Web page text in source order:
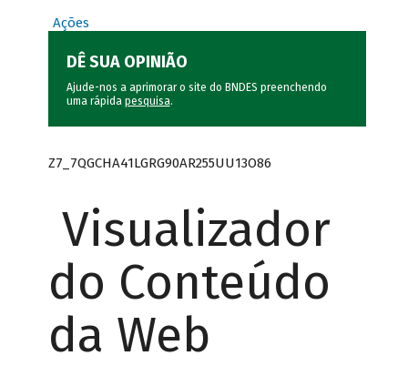
Ações
DÊ SUA OPINIÃO
Ajude-nos a aprimorar o site do BNDES preenchendo
uma rápida pesquisa.
Z7_7QGCHA41LGRG90AR255UU13O86
Visualizador
do Conteúdo
da Web